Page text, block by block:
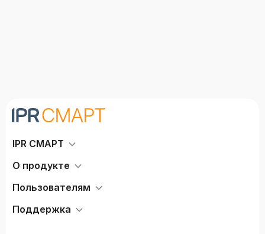
IPR СМАРТ
О продукте
Пользователям
Поддержка